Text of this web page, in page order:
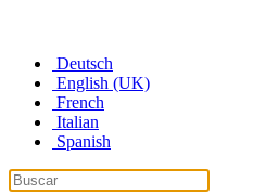
Deutsch
English (UK)
French
Italian
Spanish